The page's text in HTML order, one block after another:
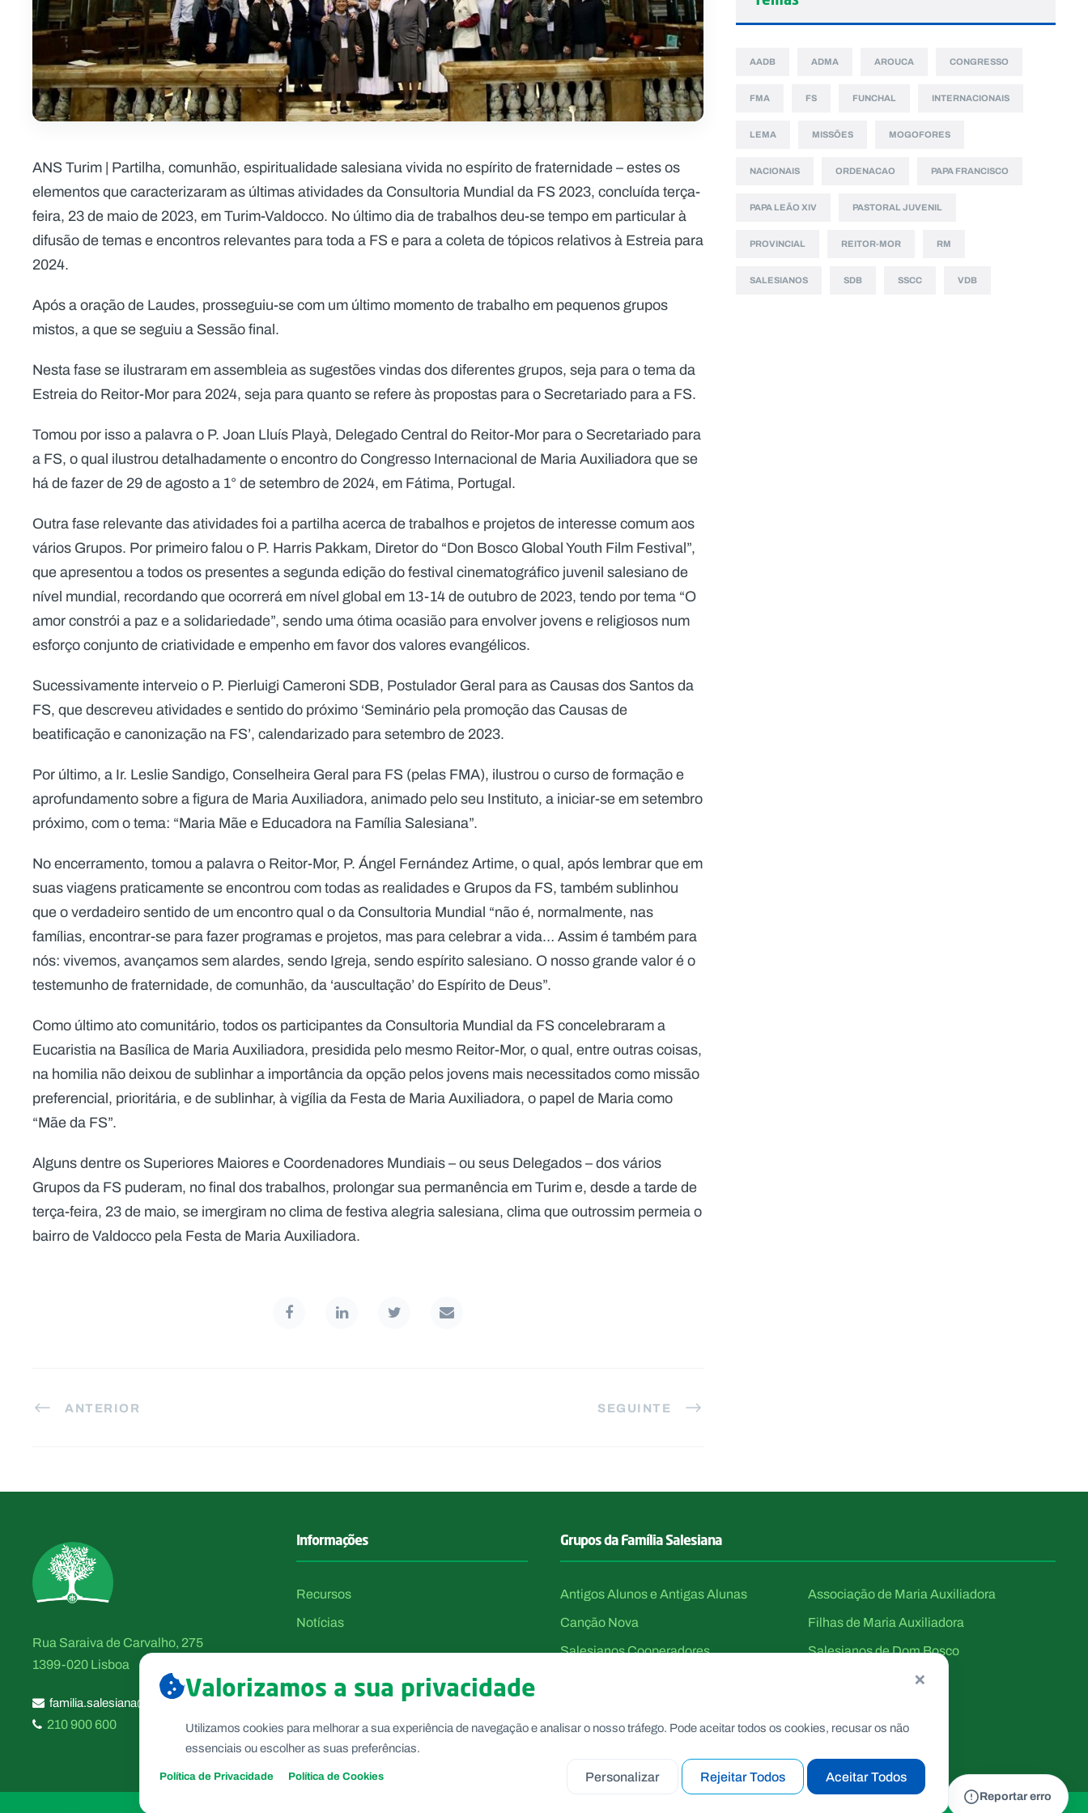
ANS Turim | Partilha, comunhão, espiritualidade salesiana vivida no espírito de fraternidade – estes os
elementos que caracterizaram as últimas atividades da Consultoria Mundial da FS 2023, concluída terça-
feira, 23 de maio de 2023, em Turim-Valdocco. No último dia de trabalhos deu-se tempo em particular à
difusão de temas e encontros relevantes para toda a FS e para a coleta de tópicos relativos à Estreia para
2024.
Após a oração de Laudes, prosseguiu-se com um último momento de trabalho em pequenos grupos
mistos, a que se seguiu a Sessão final.
Nesta fase se ilustraram em assembleia as sugestões vindas dos diferentes grupos, seja para o tema da
Estreia do Reitor-Mor para 2024, seja para quanto se refere às propostas para o Secretariado para a FS.
Tomou por isso a palavra o P. Joan Lluís Playà, Delegado Central do Reitor-Mor para o Secretariado para
a FS, o qual ilustrou detalhadamente o encontro do Congresso Internacional de Maria Auxiliadora que se
há de fazer de 29 de agosto a 1° de setembro de 2024, em Fátima, Portugal.
Outra fase relevante das atividades foi a partilha acerca de trabalhos e projetos de interesse comum aos
vários Grupos. Por primeiro falou o P. Harris Pakkam, Diretor do “Don Bosco Global Youth Film Festival”,
que apresentou a todos os presentes a segunda edição do festival cinematográfico juvenil salesiano de
nível mundial, recordando que ocorrerá em nível global em 13-14 de outubro de 2023, tendo por tema “O
amor constrói a paz e a solidariedade”, sendo uma ótima ocasião para envolver jovens e religiosos num
esforço conjunto de criatividade e empenho em favor dos valores evangélicos.
Sucessivamente interveio o P. Pierluigi Cameroni SDB, Postulador Geral para as Causas dos Santos da
FS, que descreveu atividades e sentido do próximo ‘Seminário pela promoção das Causas de
beatificação e canonização na FS’, calendarizado para setembro de 2023.
Por último, a Ir. Leslie Sandigo, Conselheira Geral para FS (pelas FMA), ilustrou o curso de formação e
aprofundamento sobre a figura de Maria Auxiliadora, animado pelo seu Instituto, a iniciar-se em setembro
próximo, com o tema: “Maria Mãe e Educadora na Família Salesiana”.
No encerramento, tomou a palavra o Reitor-Mor, P. Ángel Fernández Artime, o qual, após lembrar que em
suas viagens praticamente se encontrou com todas as realidades e Grupos da FS, também sublinhou
que o verdadeiro sentido de um encontro qual o da Consultoria Mundial “não é, normalmente, nas
famílias, encontrar-se para fazer programas e projetos, mas para celebrar a vida… Assim é também para
nós: vivemos, avançamos sem alardes, sendo Igreja, sendo espírito salesiano. O nosso grande valor é o
testemunho de fraternidade, de comunhão, da ‘auscultação’ do Espírito de Deus”.
Como último ato comunitário, todos os participantes da Consultoria Mundial da FS concelebraram a
Eucaristia na Basílica de Maria Auxiliadora, presidida pelo mesmo Reitor-Mor, o qual, entre outras coisas,
na homilia não deixou de sublinhar a importância da opção pelos jovens mais necessitados como missão
preferencial, prioritária, e de sublinhar, à vigília da Festa de Maria Auxiliadora, o papel de Maria como
“Mãe da FS”.
Alguns dentre os Superiores Maiores e Coordenadores Mundiais – ou seus Delegados – dos vários
Grupos da FS puderam, no final dos trabalhos, prolongar sua permanência em Turim e, desde a tarde de
terça-feira, 23 de maio, se imergiram no clima de festiva alegria salesiana, clima que outrossim permeia o
bairro de Valdocco pela Festa de Maria Auxiliadora.
ANTERIOR SEGUINTE
AADB ADMA AROUCA CONGRESSO
FMA FS FUNCHAL INTERNACIONAIS
LEMA MISSÕES MOGOFORES
NACIONAIS ORDENACAO PAPA FRANCISCO
PAPA LEÃO XIV PASTORAL JUVENIL
PROVINCIAL REITOR-MOR RM
SALESIANOS SDB SSCC VDB
Rua Saraiva de Carvalho, 275
1399-020 Lisboa
familia.salesiana@salesianos.pt
210 900 600
Informações
Recursos
Notícias
Grupos da Família Salesiana
Antigos Alunos e Antigas Alunas
Associação de Maria Auxiliadora
Canção Nova
Filhas de Maria Auxiliadora
Salesianos Cooperadores
Salesianos de Dom Bosco
Reportar erro
×
Valorizamos a sua privacidade
Utilizamos cookies para melhorar a sua experiência de navegação e analisar o nosso tráfego. Pode aceitar todos os cookies, recusar os não
essenciais ou escolher as suas preferências.
Política de Privacidade Política de Cookies Personalizar Rejeitar Todos Aceitar Todos